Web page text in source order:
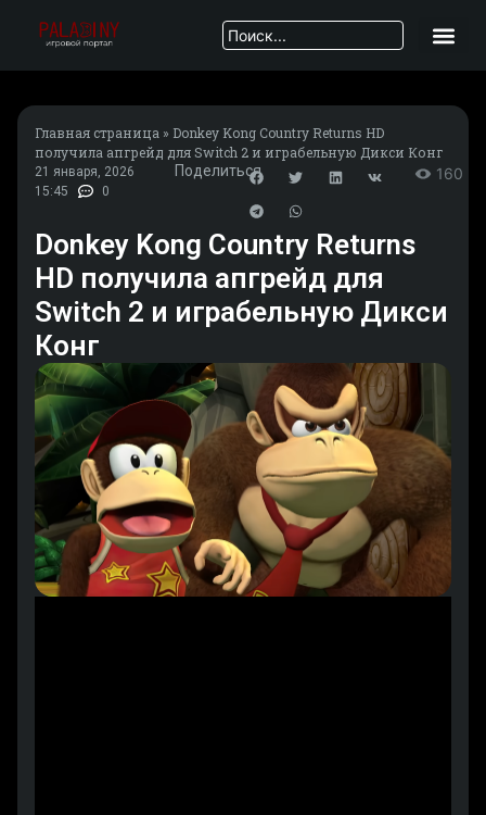
Главная страница » Donkey Kong Country Returns HD
получила апгрейд для Switch 2 и играбельную Дикси Конг
21 января, 2026
15:45
0
Поделиться 160
Donkey Kong Country Returns
HD получила апгрейд для
Switch 2 и играбельную Дикси
Конг